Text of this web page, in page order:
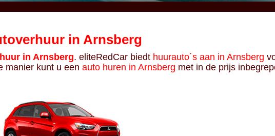
in Arnsberg
in Arnsberg. eliteRedCar biedt huurauto´s aan in Arnsberg
manier kunt u een auto huren in Arnsberg met in de prijs